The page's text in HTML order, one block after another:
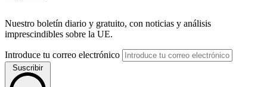
Nuestro boletín diario y gratuito, con noticias y análisis
imprescindibles sobre la UE.
Introduce tu correo electrónico
Suscribir